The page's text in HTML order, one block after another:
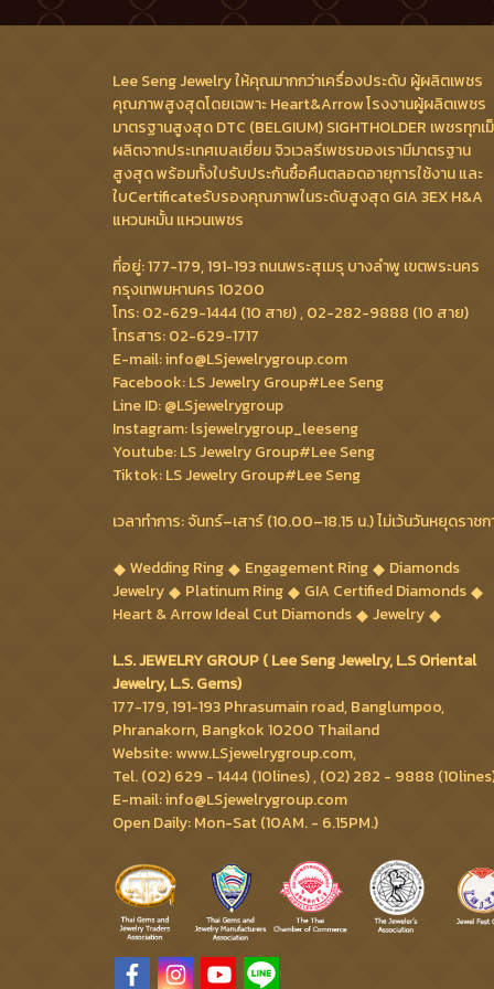
Lee Seng Jewelry ให้คุณมากกว่าเครื่องประดับ ผู้ผลิตเพชร
คุณภาพสูงสุดโดยเฉพาะ Heart&Arrow โรงงานผู้ผลิตเพชร
มาตรฐานสูงสุด DTC (BELGIUM) SIGHTHOLDER เพชรทุกเ
ผลิตจากประเทศเบลเยี่ยม จิวเวลรีเพชรของเรามีมาตรฐาน
สูงสุด พร้อมทั้งใบรับประกันซื้อคืนตลอดอายุการใช้งาน และ
ใบCertificateรับรองคุณภาพในระดับสูงสุด GIA 3EX H&A
แหวนหมั้น แหวนเพชร
ที่อยู่: 177-179, 191-193 ถนนพระสุเมรุ บางลำพู เขตพระนคร
กรุงเทพมหานคร 10200
โทร: 02-629-1444 (10 สาย) , 02-282-9888 (10 สาย)
โทรสาร: 02-629-1717
E-mail: info@LSjewelrygroup.com
Facebook: LS Jewelry Group#Lee Seng
Line ID: @LSjewelrygroup
Instagram: lsjewelrygroup_leeseng
Youtube: LS Jewelry Group#Lee Seng
Tiktok: LS Jewelry Group#Lee Seng
เวลาทำการ: จันทร์–เสาร์ (10.00–18.15 น.) ไม่เว้นวันหยุดราช
Wedding Ring
Engagement Ring
Diamonds
Jewelry
Platinum Ring
GIA Certified Diamonds
Heart & Arrow Ideal Cut Diamonds
Jewelry
L.S. JEWELRY GROUP ( Lee Seng Jewelry, L.S Oriental
Jewelry, L.S. Gems)
177-179, 191-193 Phrasumain road, Banglumpoo,
Phranakorn, Bangkok 10200 Thailand
Website: www.LSjewelrygroup.com,
Tel. (02) 629 - 1444 (10lines) , (02) 282 - 9888
E-mail: info@LSjewelrygroup.com
Open Daily: Mon-Sat (10AM. - 6.15PM.)